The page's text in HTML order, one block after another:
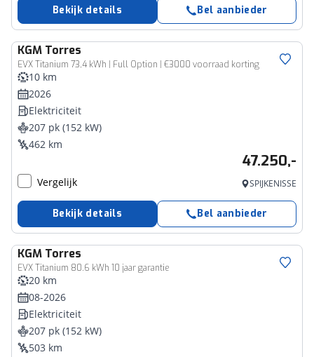
Bekijk details Bel aanbieder
KGM Torres
EVX Titanium 73,4 kWh | Full Option | €3000 voorraad korting
10 km
2026
Elektriciteit
207 pk (152 kW)
462 km
47.250,-
Vergelijk SPIJKENISSE
Bekijk details Bel aanbieder
KGM Torres
EVX Titanium 80.6 kWh 10 jaar garantie
20 km
08-2026
Elektriciteit
207 pk (152 kW)
503 km